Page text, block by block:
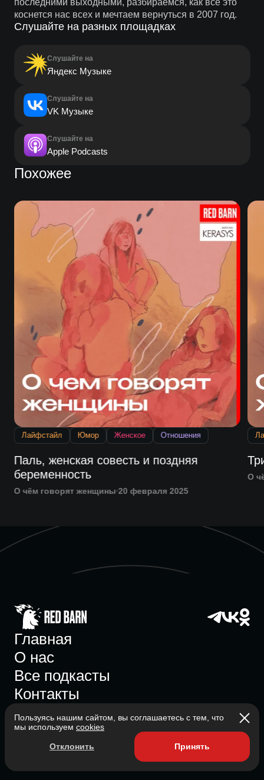
последними выходными, разбираемся, как все это
коснется нас всех и мечтаем вернуться в 2007 год.
Слушайте на разных площадках
Слушайте на
Яндекс Музыке
Слушайте на
VK Музыке
Слушайте на
Apple Podcasts
Похожее
Лайфстайл Юмор Женское Отношения
Паль, женская совесть и поздняя
беременность
О чём говорят женщины 20 февраля 2025
О
Главная
О нас
Все подкасты
Контакты
Состоит в ассоциации с 2023
Пользуясь нашим сайтом, вы соглашаетесь с тем, что
мы используем cookies
Отклонить Принять